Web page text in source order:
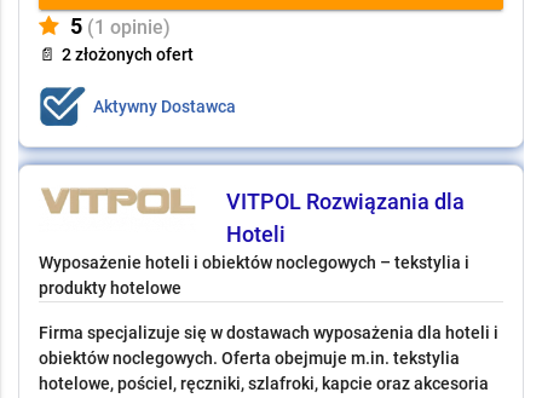
5 (1 opinie)
📄 2 złożonych ofert
Aktywny Dostawca
VITPOL Rozwiązania dla
Hoteli
Wyposażenie hoteli i obiektów noclegowych – tekstylia i
produkty hotelowe
Firma specjalizuje się w dostawach wyposażenia dla hoteli i
obiektów noclegowych. Oferta obejmuje m.in. tekstylia
hotelowe, pościel, ręczniki, szlafroki, kapcie oraz akcesoria